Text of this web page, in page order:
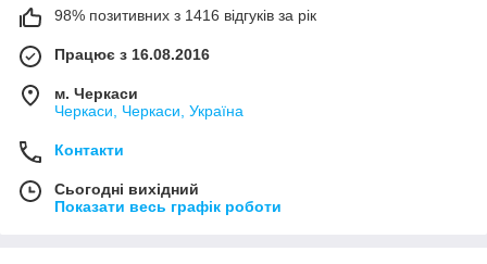
98% позитивних з 1416 відгуків за рік
Працює з 16.08.2016
м. Черкаси
Черкаси, Черкаси, Україна
Контакти
Сьогодні вихідний
Показати весь графік роботи